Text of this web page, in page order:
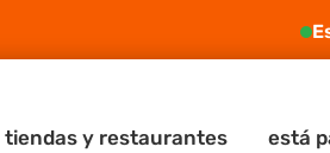
tiendas y restaurantes está